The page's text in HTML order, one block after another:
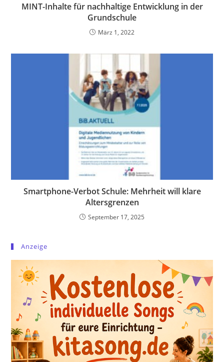
MINT-Inhalte für nachhaltige Entwicklung in der
Grundschule
März 1, 2022
Smartphone-Verbot Schule: Mehrheit will klare
Altersgrenzen
September 17, 2025
Anzeige